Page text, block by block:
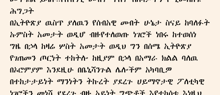
ሕግጋት
በኢትዮጽያ ዉስጥ ያለዉን የሰብአዊ መብት ሁኔታ ስናይ ከባለፉት
ኡምስት አመታት ወዲሆ ብዙየተለወጡ ነገሮች ነበሩ ከተወሰነ
ግዜ በኃላ ከዛሬ ሦስት አመታት ወዲህ ግን በሰሜ ኢትዮጽያ
የገጠመን ጦርነት ተከትሎ ከዚያም በኃላ በአማራ ክልል ባለዉ
በኦሮምያም እንደዚሁ በቤኒሻንጉል ሌሎችም አካባቢዎ
በተከታታይነት ማንነትን ትኩረት ያደረጉ ሀይማኖታዊ ፖለቲካዊ
ነገሮችን መነሻ ያደረጉ ብዙ አይነት ግጭቶች እየተከሰቱ እነዚህ